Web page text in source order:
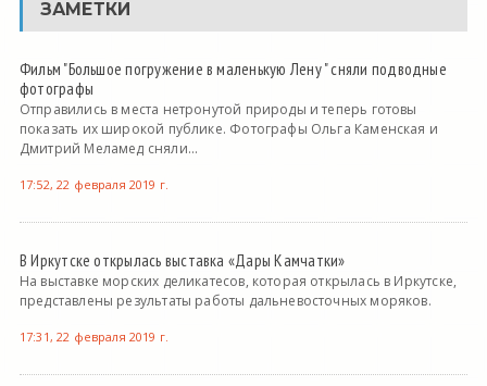
ЗАМЕТКИ
Фильм "Большое погружение в маленькую Лену " сняли подводные
фотографы
Отправились в места нетронутой природы и теперь готовы
показать их широкой публике. Фотографы Ольга Каменская и
Дмитрий Меламед сняли...
17:52, 22 февраля 2019 г.
В Иркутске открылась выставка «Дары Камчатки»
На выставке морских деликатесов, которая открылась в Иркутске,
представлены результаты работы дальневосточных моряков.
17:31, 22 февраля 2019 г.